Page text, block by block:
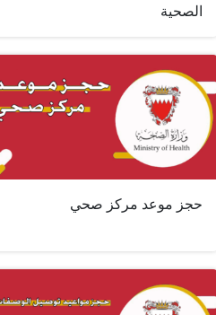
الصحية
حجز موعد مركز صحي